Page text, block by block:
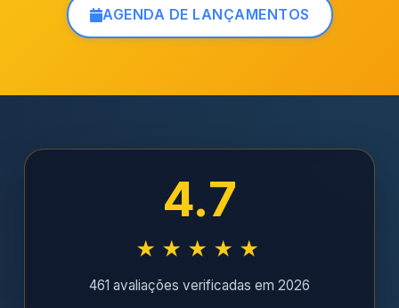
AGENDA DE LANÇAMENTOS
4.7
★★★★★
461 avaliações verificadas em 2026